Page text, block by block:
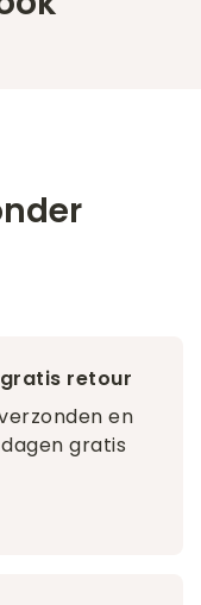
retour
en
gratis